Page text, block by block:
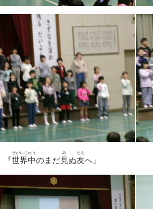
『世界中
せかいじゅう
のまだ見
み
ぬ友
とも
へ』